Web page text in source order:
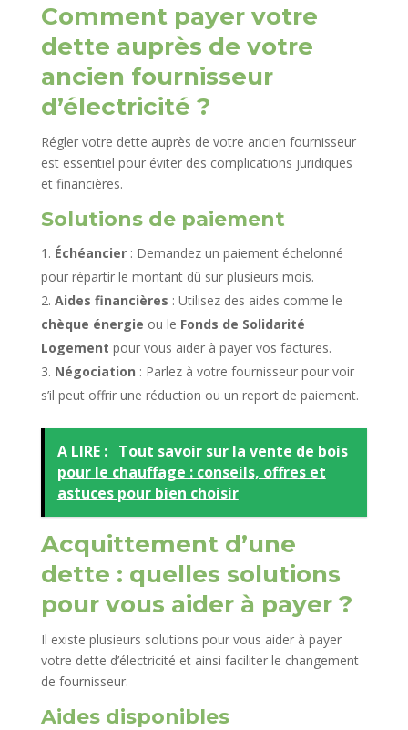
Comment payer votre
dette auprès de votre
ancien fournisseur
d’électricité ?
Régler votre dette auprès de votre ancien fournisseur
est essentiel pour éviter des complications juridiques
et financières.
Solutions de paiement
Échéancier: Demandez un paiement échelonné
pour répartir le montant dû sur plusieurs mois.
Aides financières : Utilisez des aides comme le
chèque énergie ou le Fonds de Solidarité
Logement pour vous aider à payer vos factures.
Négociation : Parlez à votre fournisseur pour voir
s’il peut offrir une réduction ou un report de paiement.
A LIRE : Tout savoir sur la vente de bois
pour le chauffage : conseils, offres et
astuces pour bien choisir
Acquittement d’une
dette : quelles solutions
pour vous aider à payer ?
Il existe plusieurs solutions pour vous aider à payer
votre dette d’électricité et ainsi faciliter le changement
de fournisseur.
Aides disponibles